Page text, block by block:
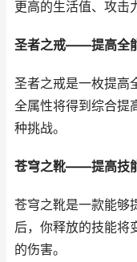
更高的生活值、攻击
圣者之戒——提高全
圣者之戒是一枚提高
全属性将得到综合提
种挑战。
苍穹之靴——提高技
苍穹之靴是一款能够
后，你释放的技能将
的伤害。